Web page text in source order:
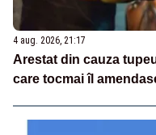
4 aug. 2026, 21:17
Arestat din cauza
care tocmai îl